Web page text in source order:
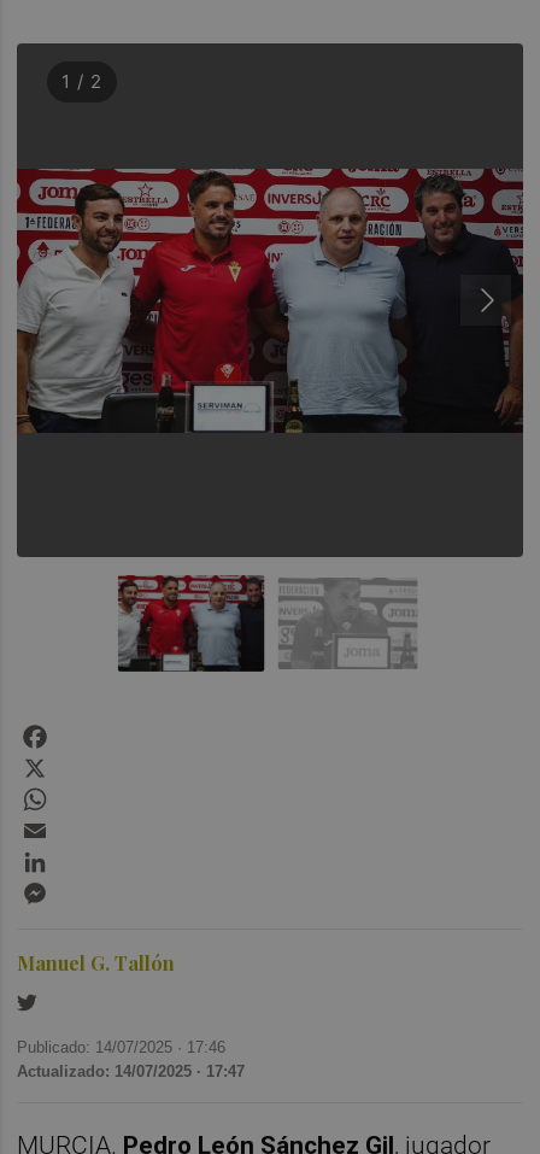
1 / 2
Manuel G. Tallón
Publicado: 14/07/2025 · 17:46
Actualizado: 14/07/2025 · 17:47
MURCIA. Pedro León Sánchez Gil, jugador